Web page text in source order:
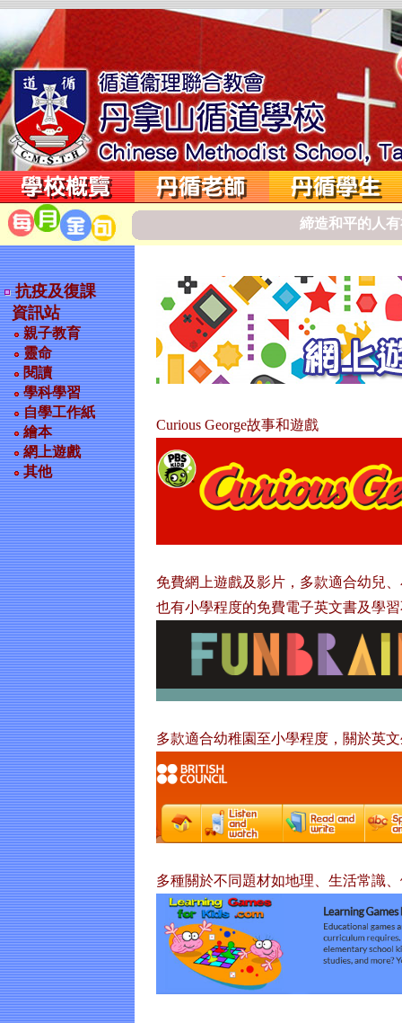
締造和平的 人有
抗疫及復課
資訊站
親子教育
靈命
閱讀
學科學習
自學工作紙
繪本
網上遊戲
其他
Curious George故事和遊戲
免費網上遊戲及影片，多款適合幼兒
也有小學程度的免費電子英文書及學
多款適合幼稚園至小學程度，關於英
多種關於不同題材如地理、生活常識